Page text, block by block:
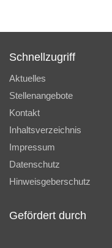
Schnellzugriff
Aktuelles
Stellenangebote
Kontakt
Inhaltsverzeichnis
Impressum
Datenschutz
Hinweisgeberschutz
Gefördert durch